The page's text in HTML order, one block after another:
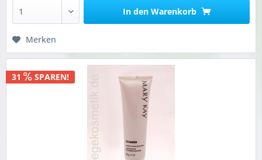
In den Warenkorb
Merken
31 SPAREN!